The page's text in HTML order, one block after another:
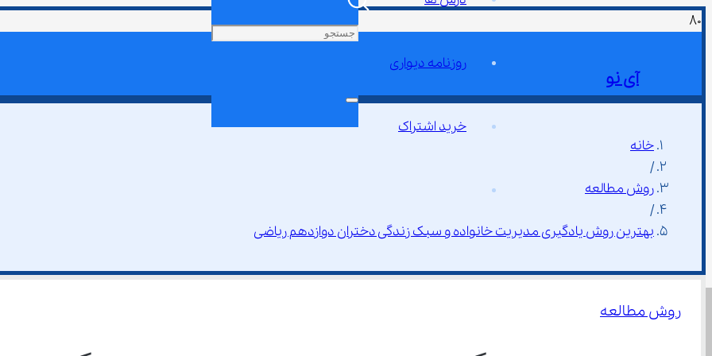
آی نو
روزنامه دیواری
خرید اشتراک
خانه
/
روش مطالعه
/
بهترین روش یادگیری مدیریت خانواده و سبک زندگی دختران دوازدهم ریاضی
روش مطالعه